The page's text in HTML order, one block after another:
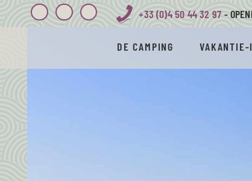
+33 (0)4 50 44 32 97 -
DE CAMPING VAKANTIE-